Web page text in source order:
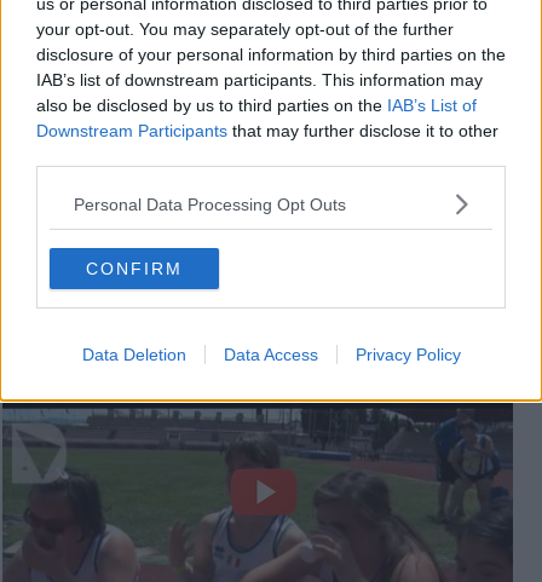
your opt-out. You may separately opt-out of the further
disclosure of your personal information by third parties on the
IAB’s list of downstream participants. This information may
also be disclosed by us to third parties on the IAB’s List of
Downstream Participants that may further disclose it to other
Personal Data Processing Opt Outs
CONFIRM
Data Deletion Data Access Privacy Policy
Videogallery